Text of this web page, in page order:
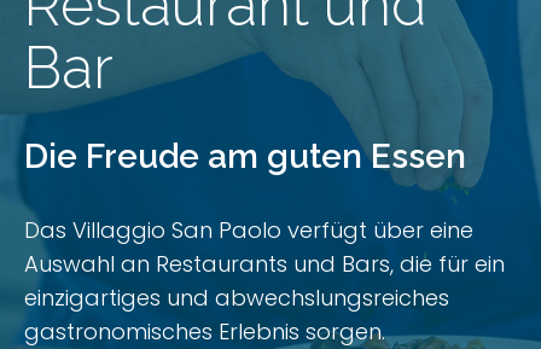
Bar
Die Freude am guten Essen
Das Villaggio San Paolo verfügt über eine
Auswahl an Restaurants und Bars, die für ein
einzigartiges und abwechslungsreiches
gastronomisches Erlebnis sorgen.